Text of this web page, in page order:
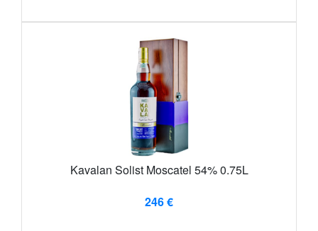
Kavalan Solist Moscatel 54% 0.75L
246 €